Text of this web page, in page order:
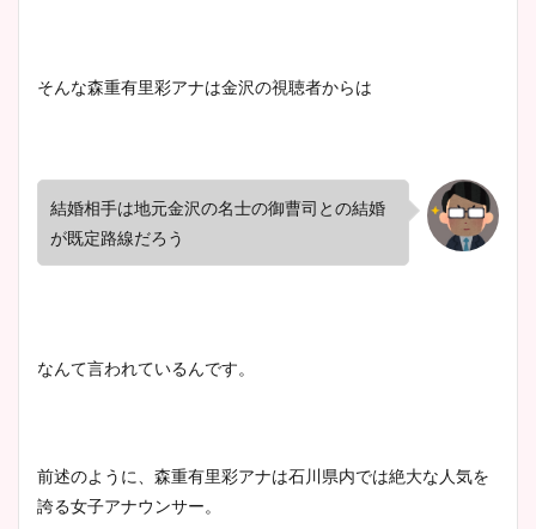
そんな森重有里彩アナは金沢の視聴者からは
結婚相手は地元金沢の名士の御曹司との結婚
が既定路線だろう
なんて言われているんです。
前述のように、森重有里彩アナは石川県内では絶大な人気を
誇る女子アナウンサー。